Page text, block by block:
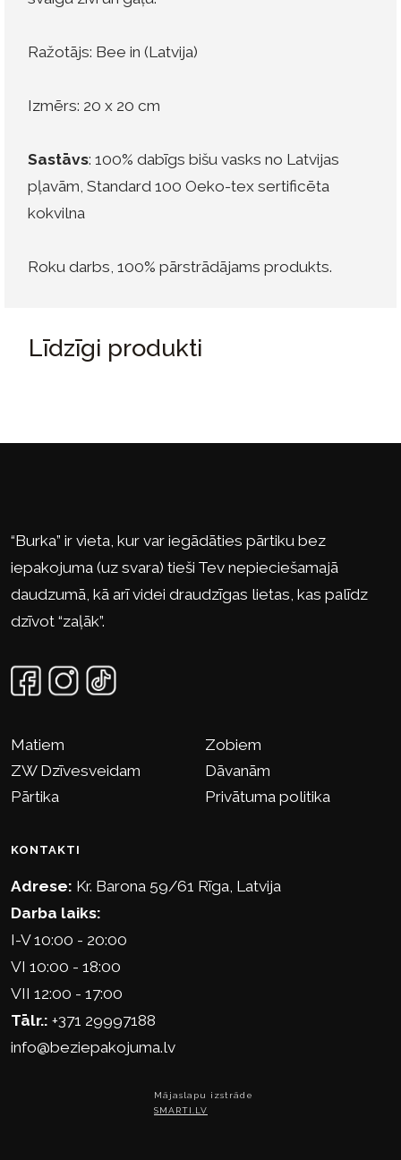
Ražotājs: Bee in (Latvija)
Izmērs: 20 x 20 cm
Sastāvs: 100% dabīgs bišu vasks no Latvijas
pļavām, Standard 100 Oeko-tex sertificēta
kokvilna
Roku darbs, 100% pārstrādājams produkts.
Līdzīgi produkti
“Burka” ir vieta, kur var iegādāties pārtiku bez
iepakojuma (uz svara) tieši Tev nepieciešamajā
daudzumā, kā arī videi draudzīgas lietas, kas palīdz
dzīvot “zaļāk”.
Matiem
Zobiem
ZW Dzīvesveidam
Dāvanām
Pārtika
Privātuma politika
KONTAKTI
Adrese: Kr. Barona 59/61 Rīga, Latvija
Darba laiks:
I-V 10:00 - 20:00
VI 10:00 - 18:00
VII 12:00 - 17:00
Tālr.: +371 29997188
info@beziepakojuma.lv
Mājaslapu izstrāde
SMARTI.LV